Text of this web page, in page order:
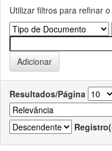
Utilizar filtros para refinar
Resultados/Página